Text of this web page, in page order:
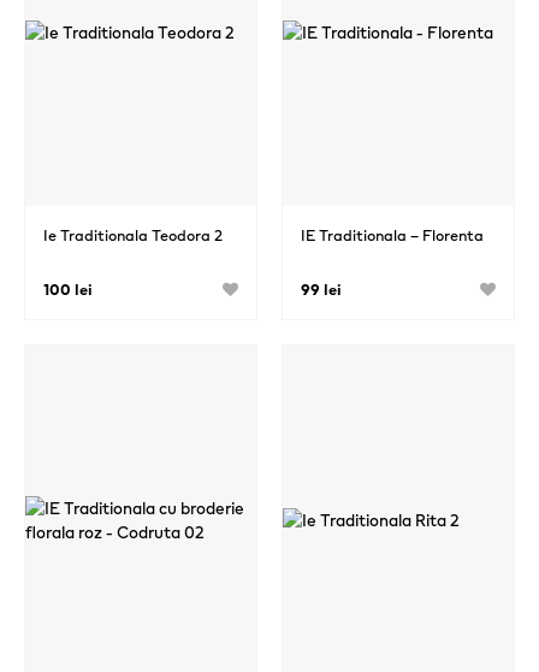
Ie Traditionala Teodora 2
100 lei
IE Traditionala – Florenta
99 lei